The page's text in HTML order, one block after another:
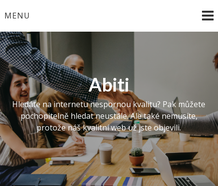
toMENU
Abiti
Hledáte na internetu nespornou kvalitu? Pak můžete
pochopitelně hledat neustále. Ale také nemusíte,
protože náš kvalitní web už jste objevili.